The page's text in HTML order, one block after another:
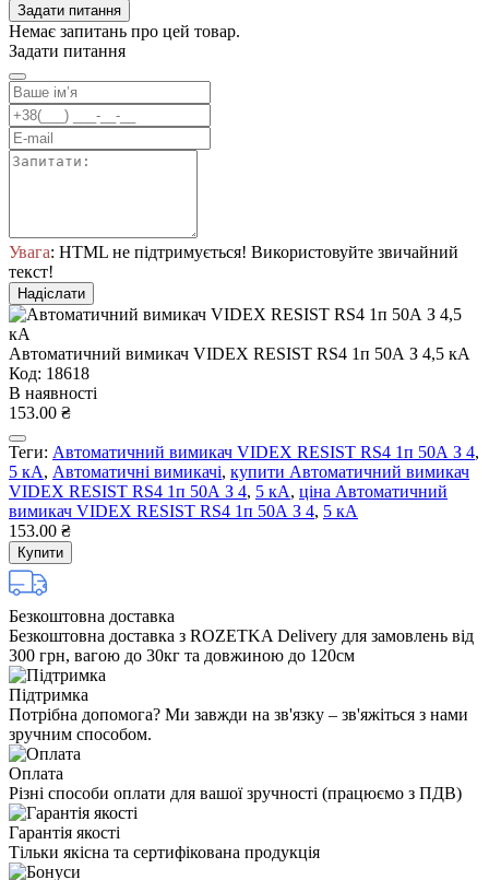
Задати питання
Немає запитань про цей товар.
Задати питання
Увага: HTML не підтримується! Використовуйте звичайний
текст!
Надіслати
Автоматичний вимикач VIDEX RESIST RS4 1п 50А З 4,5 кА
Код: 18618
В наявності
153.00 ₴
Теги: Автоматичний вимикач VIDEX RESIST RS4 1п 50А З 4,
5 кА, Автоматичні вимикачі, купити Автоматичний вимикач
VIDEX RESIST RS4 1п 50А З 4, 5 кА, ціна Автоматичний
вимикач VIDEX RESIST RS4 1п 50А З 4, 5 кА
153.00 ₴
Купити
Безкоштовна доставка
Безкоштовна доставка з ROZETKA Delivery для замовлень від
300 грн, вагою до 30кг та довжиною до 120см
Підтримка
Потрібна допомога? Ми завжди на зв'язку – зв'яжіться з нами
зручним способом.
Оплата
Різні способи оплати для вашої зручності (працюємо з ПДВ)
Гарантія якості
Тільки якісна та сертифікована продукція